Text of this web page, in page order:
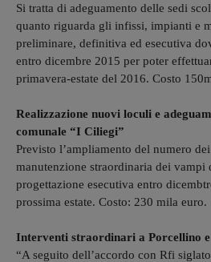
Si tratta di adeguamento delle sedi
quanto riguarda gli infissi, impianti e
preliminare, definitiva ed esecutiva
entro dicembre 2015 per poter
primavera-estate del 2016. Costo
Realizzazione nuovi loculi e
comunale “I Ciliegi”
Previsto l’ampliamento del numero
manutenzione straordinaria dei vampi
progettazione esecutiva entro
prossima estate. Costo: 230 mila euro.
Interventi straordinari a Porcellino e
“A seguito dell’accordo con Rfi